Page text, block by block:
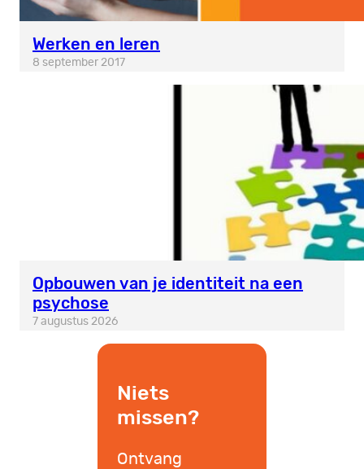
Werken en leren
8 september 2017
Opbouwen van je identiteit na een
psychose
7 augustus 2026
Niets
missen?
Ontvang